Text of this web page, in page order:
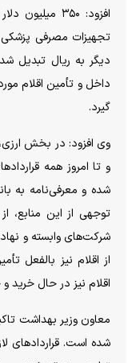
افزود: ۳۵۰
دیگر به ریال تبدیل
داخل و تأمین اقلام
گیرد.
وی افزود: در بخش
و تا امروز همه
شده و معرفی‌نامه به
توجهی از این منابع،
شرکت‌های وابسته و
از اقلام نیز بالفعل
اقلام نیز در حال
معاون وزیر بهداشت
شده است. قرارداد‌های